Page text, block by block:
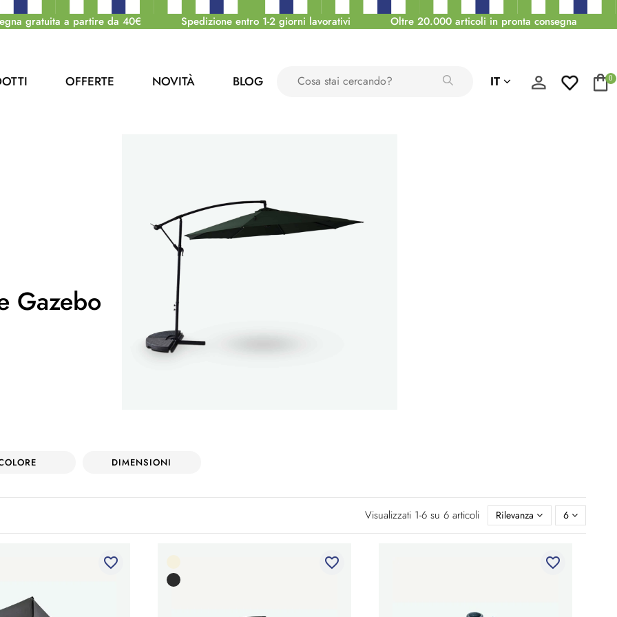
gratuita a partire da 40€ Spedizione entro 1-2 giorni lavorativi Oltre 20.000 articoli in pronta consegna
OFFERTE NOVITÀ BLOG IT 0
Gazebo
DIMENSIONI
Visualizzati 1-6 su 6 articoli Rilevanza 6
favorite_border favorite_border favorite_border